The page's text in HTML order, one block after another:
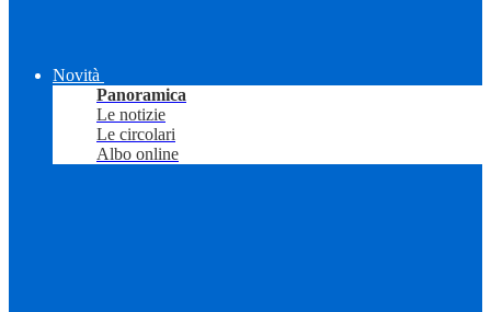
Novità
Panoramica
Le notizie
Le circolari
Albo online